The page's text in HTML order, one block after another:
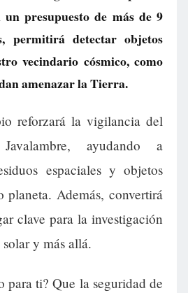
un presupuesto de más de 9
permitirá detectar objetos
vecindario cósmico, como
amenazar la Tierra.
reforzará la vigilancia del
ayudando a
espaciales y objetos
planeta. Además, convertirá
clave para la investigación
y más allá.
para ti? Que la seguridad de